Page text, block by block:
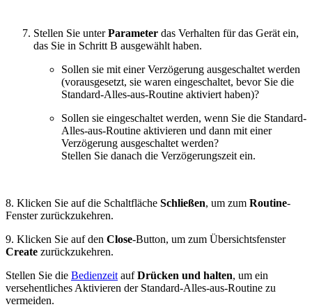
Stellen Sie unterParameter das Verhalten für das Gerät ein,
das Sie in Schritt B ausgewählt haben.
Sollen sie mit einer Verzögerung ausgeschaltet werden
(vorausgesetzt, sie waren eingeschaltet, bevor Sie die
Standard-Alles-aus-Routine aktiviert haben)?
Sollen sie eingeschaltet werden, wenn Sie die Standard-
Alles-aus-Routine aktivieren und dann mit einer
Verzögerung ausgeschaltet werden?
Stellen Sie danach die Verzögerungszeit ein.
8. Klicken Sie auf die Schaltfläche Schließen, um zum Routine-
Fenster zurückzukehren.
9. Klicken Sie auf den Close-Button, um zum Übersichtsfenster
Create zurückzukehren.
Stellen Sie die Bedienzeit aufDrücken und halten, um ein
versehentliches Aktivieren der Standard-Alles-aus-Routine zu
vermeiden.